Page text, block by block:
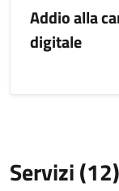
Addio alla
digitale
Servizi (12)